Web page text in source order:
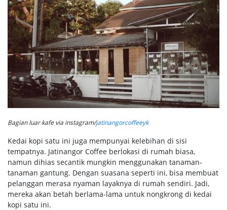
Bagian luar kafe via instagram/jatinangorcoffeeyk
Kedai kopi satu ini juga mempunyai kelebihan di sisi
tempatnya. Jatinangor Coffee berlokasi di rumah biasa,
namun dihias secantik mungkin menggunakan tanaman-
tanaman gantung. Dengan suasana seperti ini, bisa membuat
pelanggan merasa nyaman layaknya di rumah sendiri. Jadi,
mereka akan betah berlama-lama untuk nongkrong di kedai
kopi satu ini.